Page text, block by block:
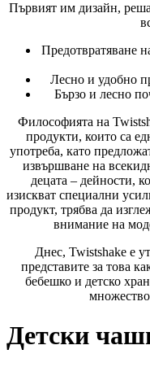
Първият им дизайн,
Предотвратяване
Лесно и удобно
Бързо и лесно
Философията на
продукти, които са
употреба, като
извършване на
децата – дейности,
изискват специални
продукт, трябва да
внимание на
Днес, Twistshake е
представите за това
бебешко и детско
Детски